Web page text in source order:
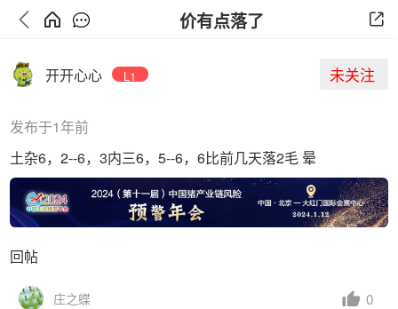
价有点落了
开开心心 L1 未关注
发布于1年前
土杂6，2--6，3内三6，5--6，6比前几天落2毛 晕
回帖
庄之蝶 0